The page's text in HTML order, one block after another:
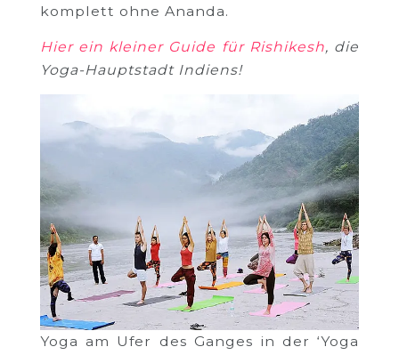
komplett ohne Ananda.
Hier ein kleiner Guide für Rishikesh, die
Yoga-Hauptstadt Indiens!
Yoga am Ufer des Ganges in der ‘Yoga